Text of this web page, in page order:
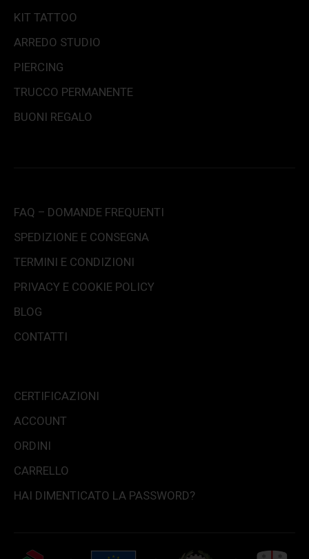
KIT TATTOO
ARREDO STUDIO
PIERCING
TRUCCO PERMANENTE
BUONI REGALO
FAQ – DOMANDE FREQUENTI
SPEDIZIONE E CONSEGNA
TERMINI E CONDIZIONI
PRIVACY E COOKIE POLICY
BLOG
CONTATTI
CERTIFICAZIONI
ACCOUNT
ORDINI
CARRELLO
HAI DIMENTICATO LA PASSWORD?